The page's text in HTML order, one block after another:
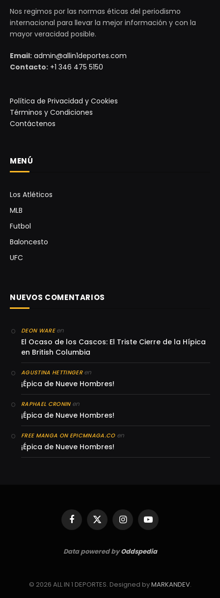
Nos regimos por las normas éticas del periodismo
internacional para llevar la mejor información y con la
mayor veracidad posible.
Email: admin@allin1deportes.com
Contacto: +1 346 475 5150
Política de Privacidad y Cookies
Términos y Condiciones
Contáctenos
MENÚ
Los Atléticos
MLB
Futbol
Baloncesto
UFC
NUEVOS COMENTARIOS
DEON WAREen
El Ocaso de los Cascos: El Triste Cierre de la Hípica
en British Columbia
AGUSTINA HETTINGERen
¡Épica de Nueve Hombres!
RAPHAEL CRONINen
¡Épica de Nueve Hombres!
FREE MANGA ON EPICMNAGA.COen
¡Épica de Nueve Hombres!
Facebook
X
(Twitter)
InstagramYouTube
Data powered byOddspedia
© 2026 ALL IN 1 DEPORTES. Designed byMARKANDEV.